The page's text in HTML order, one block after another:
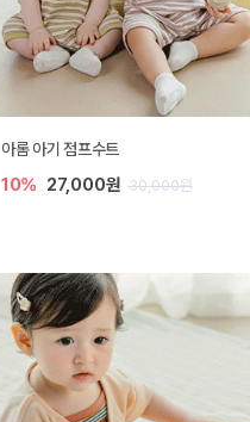
아롬 아기 점프수트
10% 27,000원 30,000원